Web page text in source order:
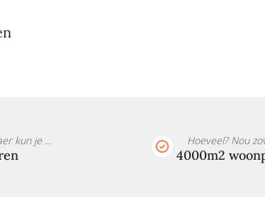
kun je ... Hoeveel? Nou
4000m2